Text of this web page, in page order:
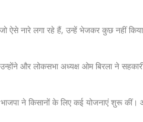
जो ऐसे नारे लगा रहे हैं, उन्हें भेजकर कुछ नहीं
और लोकसभा अध्यक्ष ओम बिरला ने सहकारी
ने किसानों के लिए कई योजनाएं शुरू